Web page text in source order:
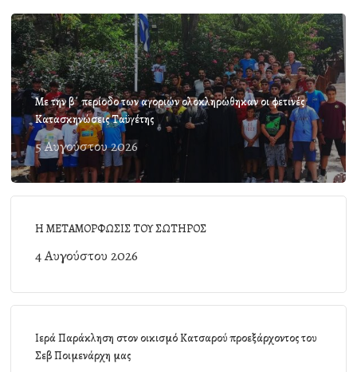
Με την β΄ περίοδο των αγοριών ολοκληρώθηκαν οι φετινές
Κατασκηνώσεις Ταϋγέτης
5 Αυγούστου 2026
Η ΜΕΤΑΜΟΡΦΩΣΙΣ ΤΟΥ ΣΩΤΗΡΟΣ
4 Αυγούστου 2026
Ιερά Παράκληση στον οικισμό Κατσαρού προεξάρχοντος του
Σεβ Ποιμενάρχη μας